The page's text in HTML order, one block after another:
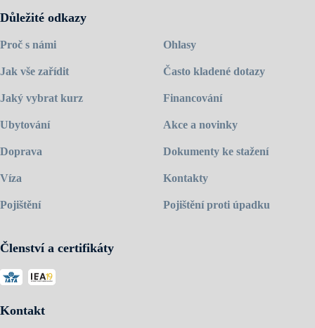
Důležité odkazy
Proč s námi
Jak vše zařídit
Jaký vybrat kurz
Ubytování
Doprava
Víza
Pojištění
Ohlasy
Často kladené dotazy
Financování
Akce a novinky
Dokumenty ke stažení
Kontakty
Pojištění proti úpadku
Členství a certifikáty
Kontakt